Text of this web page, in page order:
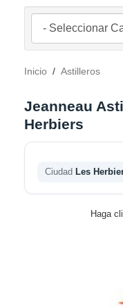
Inicio / Astilleros
Jeanneau
Herbiers
Ciudad Les
Haga